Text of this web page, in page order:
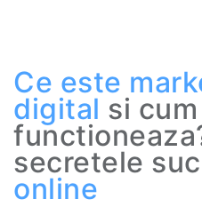
Ce este
digital si cum
secretele
online